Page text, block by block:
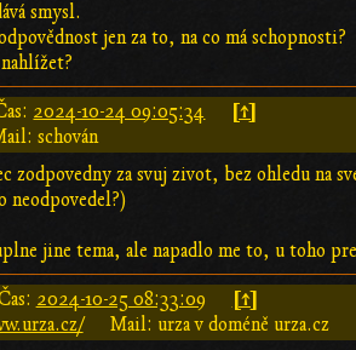
smysl.
jen za to, na co má schopnosti?
2024-10-24 09:05:34 [↑]
schován
zodpovedny za svuj zivot, bez ohledu na
neodpovedel?)
jine tema, ale napadlo me to, u toho
2024-10-25 08:33:09 [↑]
Mail: urza v doméně urza.cz